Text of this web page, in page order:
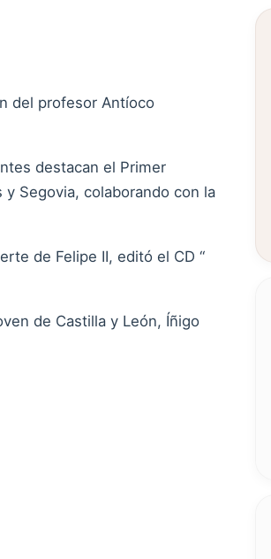
del profesor Antíoco
destacan el Primer
Segovia, colaborando con la
de Felipe II, editó el CD “
de Castilla y León, Íñigo